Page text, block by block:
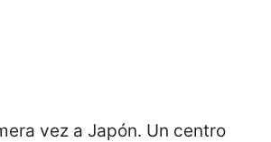
vez a Japón. Un centro